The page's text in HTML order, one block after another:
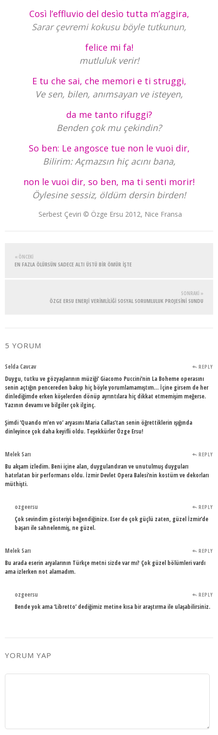
Così l’effluvio del desìo tutta m’aggira,
Sarar çevremi kokusu böyle tutkunun,
felice mi fa!
mutluluk verir!
E tu che sai, che memori e ti struggi,
Ve sen, bilen, anımsayan ve isteyen,
da me tanto rifuggi?
Benden çok mu çekindin?
So ben: Le angosce tue non le vuoi dir,
Bilirim: Açmazsın hiç acını bana,
non le vuoi dir, so ben, ma ti senti morir!
Öylesine sessiz, öldüm dersin birden!
Serbest Çeviri © Özge Ersu 2012, Nice Fransa
« ÖNCEKI
EN FAZLA ÖLÜRSÜN SADECE ALTI ÜSTÜ BİR ÖMÜR İŞTE
SONRAKI »
ÖZGE ERSU ENERJİ VERİMLİLİĞİ SOSYAL SORUMLULUK PROJESİNİ SUNDU
5 YORUM
Selda Cavcav REPLY
Duygu, tutku ve gözyaşlarının müziği’ Giacomo Puccini’nin La Boheme operasını
senin açtığın pencereden bakıp hiç böyle yorumlamamıştım… İçine girsem de her
dinlediğimde erken köşelerden dönüp ayrıntılara hiç dikkat etmemişim meğerse.
Yazının devamı ve bilgiler çok ilginç.
Şimdi ‘Quando m’en vo’ aryasını Maria Callas’tan senin öğrettiklerin ışığında
dinleyince çok daha keyifli oldu. Teşekkürler Özge Ersu!
Melek Sarı REPLY
Bu akşam izledim. Beni içine alan, duygulandıran ve unutulmuş duyguları
hatırlatan bir performans oldu. İzmir Devlet Opera Balesi’nin kostüm ve dekorları
müthişti.
ozgeersu REPLY
Çok sevindim gösteriyi beğendiğinize. Eser de çok güçlü zaten, güzel İzmir’de
başarı ile sahnelenmiş, ne güzel.
Melek Sarı REPLY
Bu arada eserin aryalarının Türkçe metni sizde var mı? Çok güzel bölümleri vardı
ama izlerken not alamadım.
ozgeersu REPLY
Bende yok ama ‘Libretto’ dediğimiz metine kısa bir araştırma ile ulaşabilirsiniz.
YORUM YAP